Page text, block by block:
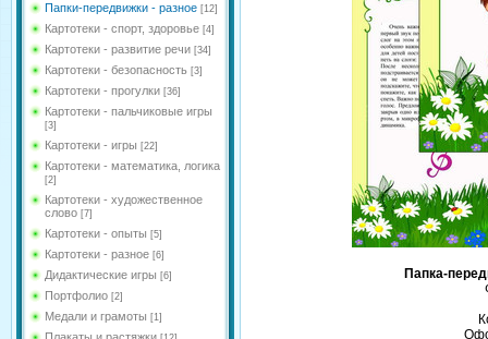
Папки-передвижки - разное [12]
Картотеки - спорт, здоровье [4]
Картотеки - развитие речи [34]
Картотеки - безопасность [3]
Картотеки - прогулки [36]
Картотеки - пальчиковые игры
[3]
Картотеки - игры [22]
Картотеки - математика, логика
[2]
Картотеки - художественное
слово [7]
Картотеки - опыты [5]
Картотеки - разное [6]
Дидактические игры [6]
Портфолио [2]
Медали и грамоты [1]
Папка-